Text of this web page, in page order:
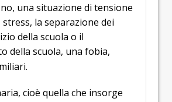
una situazione di tensione
la separazione dei
della scuola o il
della scuola, una fobia,
cioè quella che insorge